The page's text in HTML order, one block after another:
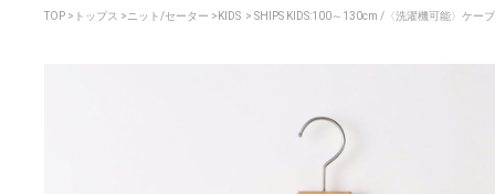
TOP > トップス > ニット/セーター > KIDS > SHIPS KIDS:100～130cm /〈洗濯機可能〉ケー